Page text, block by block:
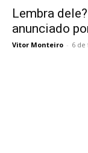
Lembra
anunciado
Vitor Monteiro - 6 de